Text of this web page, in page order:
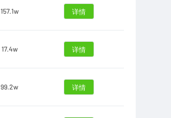
157.1w 详情
17.4w 详情
99.2w 详情